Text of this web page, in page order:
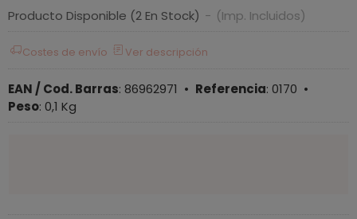
Producto Disponible (2 En Stock) - (Imp. Incluidos)
Costes de envío Ver descripción
EAN / Cod. Barras: 86962971 • Referencia: 0170 •
Peso: 0,1 Kg